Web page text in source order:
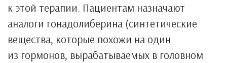
к этой терапии. Пациентам назначают
аналоги гонадолиберина (синтетические
вещества, которые похожи на один
из гормонов, вырабатываемых в головном